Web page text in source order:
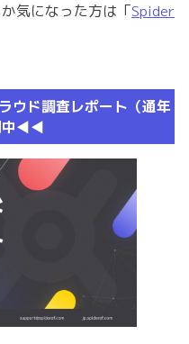
気になった方は「Spider
ド調査レポート（通年
中◀︎◀︎